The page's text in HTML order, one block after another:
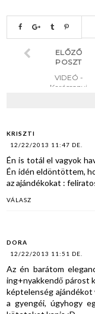
ELŐZŐ
POSZT
VIDEÓ -
Karácsonyi
KRISZTI
12/22/2013 11:47 DE.
Én is totál el vagyok
Én idén eldöntöttem,
az ajándékokat :
VÁLASZ
DORA
12/22/2013 11:51 DE.
Az én barátom
ing+nyakkendő párost
képtelenség ajándékot
a gyengéi, úgyhogy